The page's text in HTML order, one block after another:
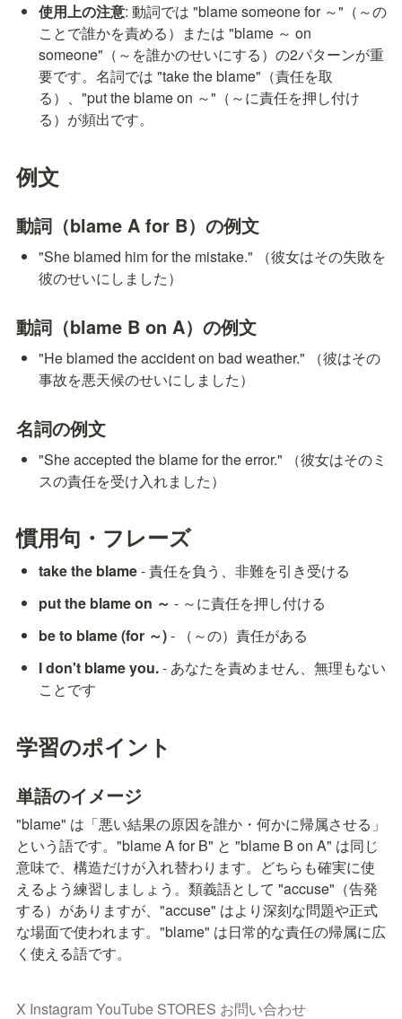
使用上の注意: 動詞では "blame someone for ～"（～の
ことで誰かを責める）または "blame ～ on
someone"（～を誰かのせいにする）の2パターンが重
要です。名詞では "take the blame"（責任を取
る）、"put the blame on ～"（～に責任を押し付け
る）が頻出です。
例文
動詞（blame A for B）の例文
"She blamed him for the mistake." （彼女はその失敗を
彼のせいにしました）
動詞（blame B on A）の例文
"He blamed the accident on bad weather." （彼はその
事故を悪天候のせいにしました）
名詞の例文
"She accepted the blame for the error." （彼女はそのミ
スの責任を受け入れました）
慣用句・フレーズ
take the blame - 責任を負う、非難を引き受ける
put the blame on ～ - ～に責任を押し付ける
be to blame (for ～) - （～の）責任がある
I don't blame you. - あなたを責めません、無理もない
ことです
学習のポイント
単語のイメージ
"blame" は「悪い結果の原因を誰か・何かに帰属させる」
という語です。"blame A for B" と "blame B on A" は同じ
意味で、構造だけが入れ替わります。どちらも確実に使
えるよう練習しましょう。類義語として "accuse"（告発
する）がありますが、"accuse" はより深刻な問題や正式
な場面で使われます。"blame" は日常的な責任の帰属に広
く使える語です。
X Instagram YouTube STORES お問い合わせ